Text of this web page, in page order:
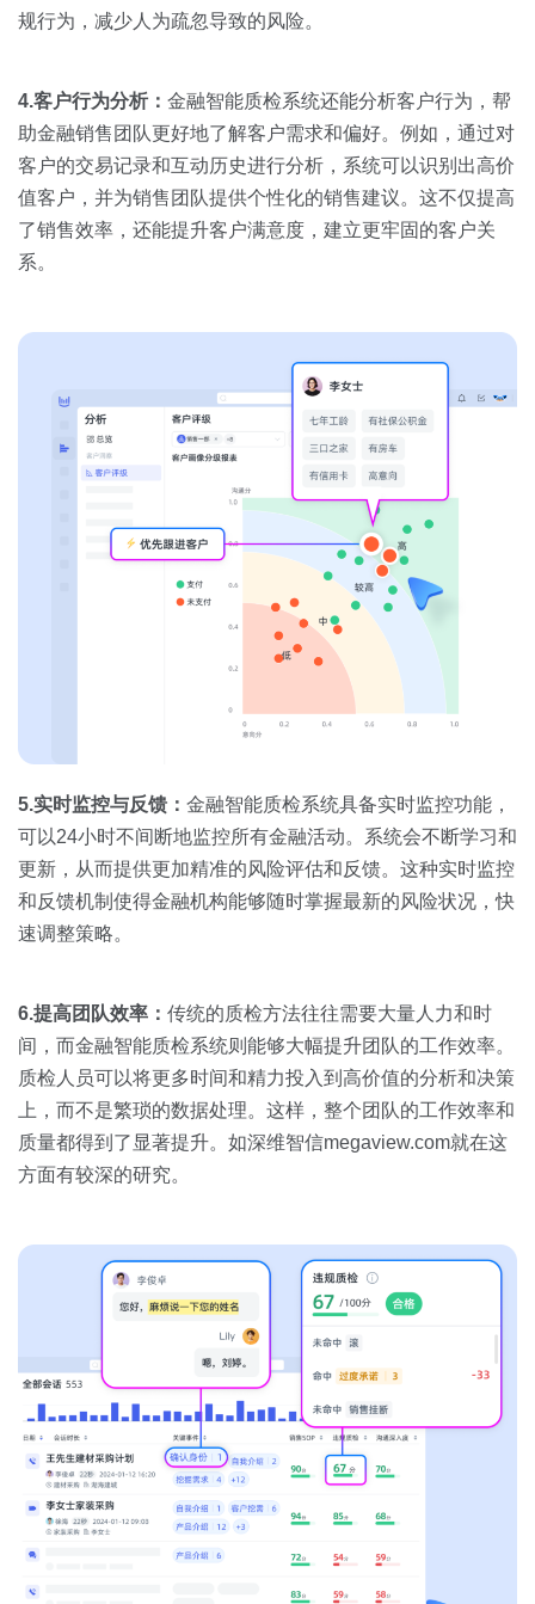
规行为，减少人为疏忽导致的风险。
4.客户行为分析： 金融智能质检系统还能分析客户行为，帮
助金融销售团队更好地了解客户需求和偏好。例如，通过对
客户的交易记录和互动历史进行分析，系统可以识别出高价
值客户，并为销售团队提供个性化的销售建议。这不仅提高
了销售效率，还能提升客户满意度，建立更牢固的客户关
系。
5.实时监控与反馈： 金融智能质检系统具备实时监控功能，
可以24小时不间断地监控所有金融活动。系统会不断学习和
更新，从而提供更加精准的风险评估和反馈。这种实时监控
和反馈机制使得金融机构能够随时掌握最新的风险状况，快
速调整策略。
6.提高团队效率： 传统的质检方法往往需要大量人力和时
间，而金融智能质检系统则能够大幅提升团队的工作效率。
质检人员可以将更多时间和精力投入到高价值的分析和决策
上，而不是繁琐的数据处理。这样，整个团队的工作效率和
质量都得到了显著提升。如深维智信megaview.com就在这
方面有较深的研究。